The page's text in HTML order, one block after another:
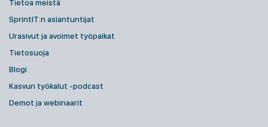
Tietoa meistä
SprintIT:n asiantuntijat
Urasivut ja avoimet työpaikat
Tietosuoja
Blogi
Kasvun työkalut -podcast
Demot ja webinaarit